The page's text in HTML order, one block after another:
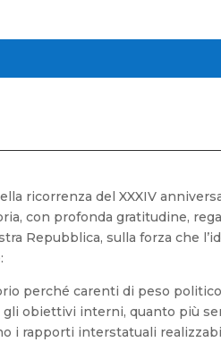
ricorrenza del XXXIV
con profonda gratitudine,
Repubblica, sulla forza che
perché carenti di peso
obiettivi interni, quanto più
i rapporti interstatuali